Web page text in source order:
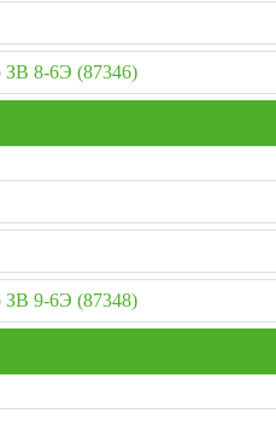
ЗВ 8-6Э (87346)
ЗВ 9-6Э (87348)